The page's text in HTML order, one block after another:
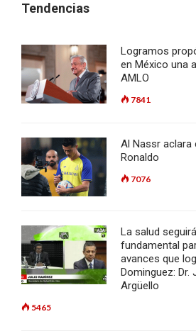
Tendencias
Logramos
en México una
AMLO
7841
Al Nassr
Ronaldo
7076
La salud
fundamental
avances que
Dominguez: Dr.
Argüello
5465